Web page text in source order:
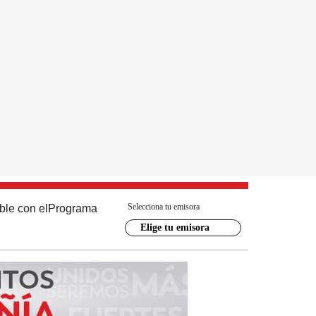
con el Programa Selecciona tu emisora
Elige tu emisora